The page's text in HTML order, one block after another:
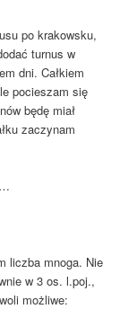
po krakowsku,
turnus w
dni. Całkiem
pocieszam się
będę miał
zaczynam
liczba mnoga. Nie
w 3 os. l.poj.,
możliwe: